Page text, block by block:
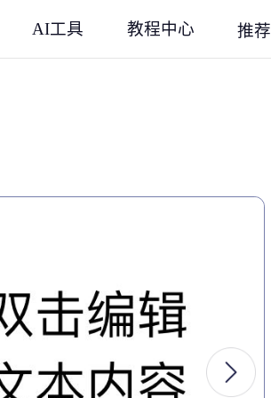
AI工具 教程中心 推荐